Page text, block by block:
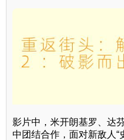
影片中，米开朗基罗、达
中团结合作，面对新敌人“